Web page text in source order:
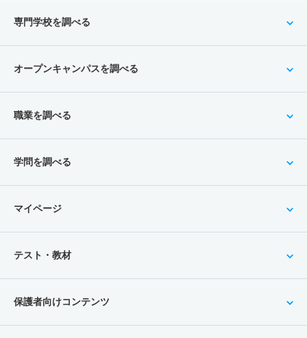
専門学校を調べる
オープンキャンパスを調べる
職業を調べる
学問を調べる
マイページ
テスト・教材
保護者向けコンテンツ